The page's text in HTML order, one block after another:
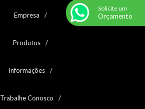
Empresa
Produtos
Informações
Trabalhe Conosco
Solicite um
Orçamento